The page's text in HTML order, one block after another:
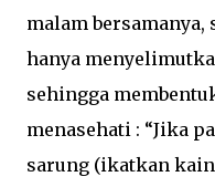
malam
hanya
sehingga
menasehati : “Jika
sarung (ikatkan